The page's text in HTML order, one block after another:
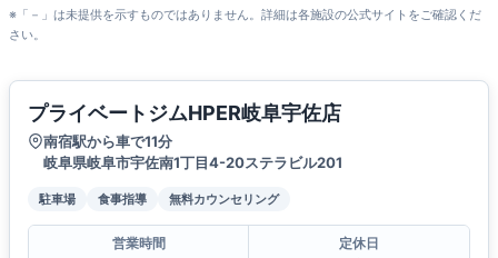
※「－」は未提供を示すものではありません。詳細は各施設の公式サイトをご確認くだ
さい。
プライベートジムHPER岐阜宇佐店
南宿駅から車で11分
岐阜県岐阜市宇佐南1丁目4-20ステラビル201
駐車場 食事指導 無料カウンセリング
営業時間
定休日